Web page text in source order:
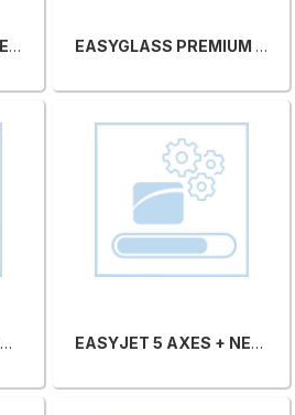
EASYGLASS ADVANCED V.26.1 EASYGLASS PREMIUM V.26.1
EASYGLASS ONLY CAD V.26.1 EASYJET 5 AXES + NEST.AUT.+JDE DDX+CAMAUTO+TUBE